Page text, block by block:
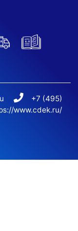
+7 (495)
www.cdek.ru/